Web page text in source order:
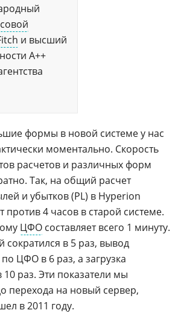
и высший
А++
формы в новой системе у нас
моментально. Скорость
расчетов и различных форм
Так, на общий расчет
и убытков (PL) в Hyperion
против 4 часов в старой системе.
ЦФО составляет всего 1 минуту.
сократился в 5 раз, вывод
ЦФО в 6 раз, а загрузка
раз. Эти показатели мы
перехода на новый сервер,
в 2011 году.